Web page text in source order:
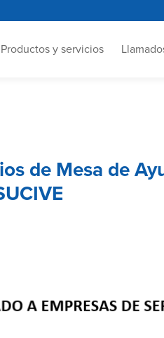
Productos y servicios
de Mesa de